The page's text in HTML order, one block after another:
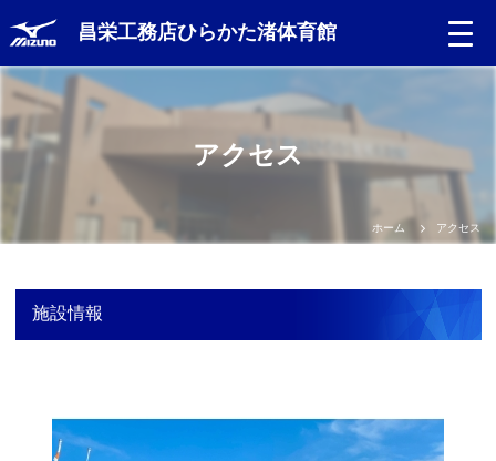
昌栄工務店ひらかた渚体育館
Language
日本語
中文（繁体）
Portugues
アクセス
ホーム アクセス
施設情報